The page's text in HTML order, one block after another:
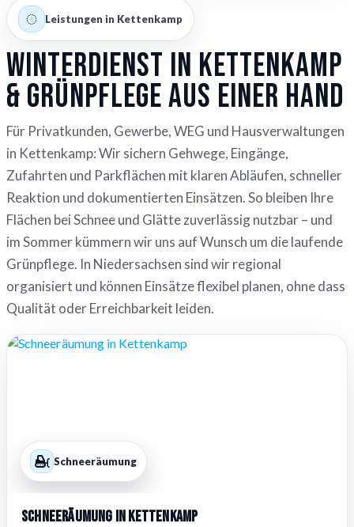
Leistungen in Kettenkamp
Winterdienst in Kettenkamp
& Grünpflege aus einer Hand
Für Privatkunden, Gewerbe, WEG und Hausverwaltungen
in Kettenkamp: Wir sichern Gehwege, Eingänge,
Zufahrten und Parkflächen mit klaren Abläufen, schneller
Reaktion und dokumentierten Einsätzen. So bleiben Ihre
Flächen bei Schnee und Glätte zuverlässig nutzbar – und
im Sommer kümmern wir uns auf Wunsch um die laufende
Grünpflege. In Niedersachsen sind wir regional
organisiert und können Einsätze flexibel planen, ohne dass
Qualität oder Erreichbarkeit leiden.
Schneeräumung
Schneeräumung in Kettenkamp